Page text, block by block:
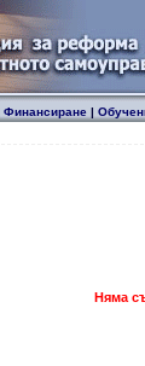
Финансиране|
Няма